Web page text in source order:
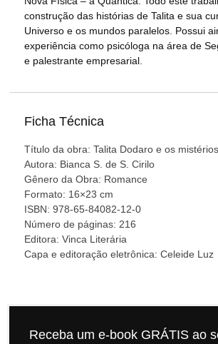
construção das histórias de Talita e sua
Universo e os mundos paralelos. Possui
experiência como psicóloga na área de
e palestrante empresarial.
Ficha Técnica
Título da obra: Talita Dodaro e os
Autora: Bianca S. de S. Cirilo
Gênero da Obra: Romance
Formato: 16×23 cm
ISBN: 978-65-84082-12-0
Número de páginas: 216
Editora: Vinca Literária
Capa e editoração eletrônica: Celeide Luz
Receba um e-book GRÁTIS ao